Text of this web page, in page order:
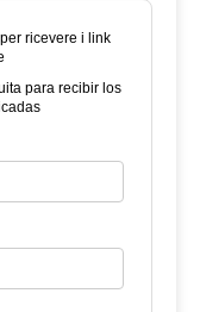
ricevere i link
para recibir los